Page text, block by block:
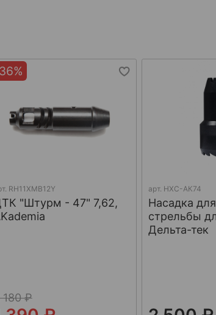
RH11XMB12Y
"Штурм - 47" 7,62,
180 ₽
арт. НХС-АК74
Насадка
стрельбы
Дельта-тек